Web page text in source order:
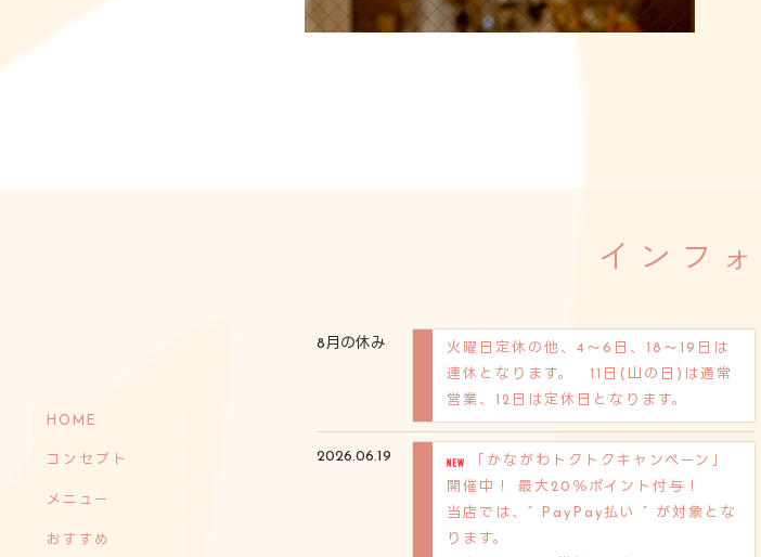
インフ
8月の休み
火曜日定休の他、4～6日、18〜19日は
連休となります。 11日(山の日)は通常
営業、12日は定休日となります。
2026.06.19
「かながわトクトクキャンペーン」
開催中！ 最大20％ポイント付与！
当店では、“ PayPay払い ” が対象とな
ります。
HOME
コンセプト
メニュー
おすすめ